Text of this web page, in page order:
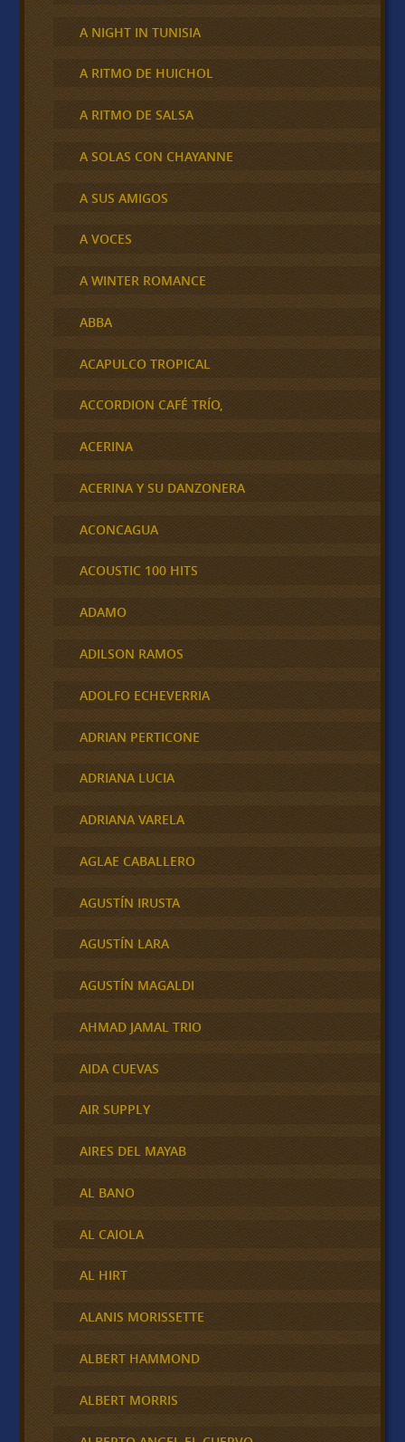
A NIGHT IN TUNISIA
A RITMO DE HUICHOL
A RITMO DE SALSA
A SOLAS CON CHAYANNE
A SUS AMIGOS
A VOCES
A WINTER ROMANCE
ABBA
ACAPULCO TROPICAL
ACCORDION CAFÉ TRÍO,
ACERINA
ACERINA Y SU DANZONERA
ACONCAGUA
ACOUSTIC 100 HITS
ADAMO
ADILSON RAMOS
ADOLFO ECHEVERRIA
ADRIAN PERTICONE
ADRIANA LUCIA
ADRIANA VARELA
AGLAE CABALLERO
AGUSTÍN IRUSTA
AGUSTÍN LARA
AGUSTÍN MAGALDI
AHMAD JAMAL TRIO
AIDA CUEVAS
AIR SUPPLY
AIRES DEL MAYAB
AL BANO
AL CAIOLA
AL HIRT
ALANIS MORISSETTE
ALBERT HAMMOND
ALBERT MORRIS